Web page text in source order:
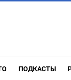
ПОДКАСТЫ